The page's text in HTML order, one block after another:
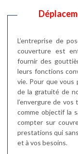
L’entreprise de
couverture est
fournir des
leurs fonctions
vie. Pour que vous
de la gratuité de
l’envergure de
comme objectif la
compter sur
prestations qui
et à vos besoins.